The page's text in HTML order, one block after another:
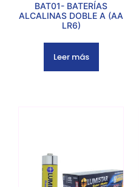
BAT01- BATERÍAS
ALCALINAS DOBLE A (AA
LR6)
Leer más